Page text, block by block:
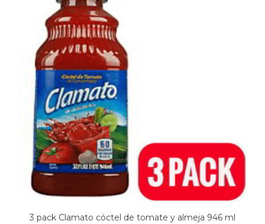
3 pack Clamato cóctel de tomate y almeja 946 ml